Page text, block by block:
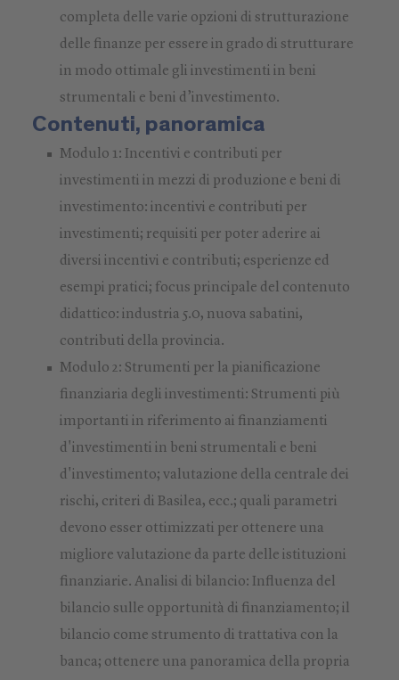
completa delle varie opzioni di strutturazione
delle finanze per essere in grado di strutturare
in modo ottimale gli investimenti in beni
strumentali e beni d’investimento.
Contenuti, panoramica
Modulo 1: Incentivi e contributi per
investimenti in mezzi di produzione e beni di
investimento: incentivi e contributi per
investimenti; requisiti per poter aderire ai
diversi incentivi e contributi; esperienze ed
esempi pratici; focus principale del contenuto
didattico: industria 5.0, nuova sabatini,
contributi della provincia.
Modulo 2: Strumenti per la pianificazione
finanziaria degli investimenti: Strumenti più
importanti in riferimento ai finanziamenti
d'investimenti in beni strumentali e beni
d'investimento; valutazione della centrale dei
rischi, criteri di Basilea, ecc.; quali parametri
devono esser ottimizzati per ottenere una
migliore valutazione da parte delle istituzioni
finanziarie. Analisi di bilancio: Influenza del
bilancio sulle opportunità di finanziamento; il
bilancio come strumento di trattativa con la
banca; ottenere una panoramica della propria